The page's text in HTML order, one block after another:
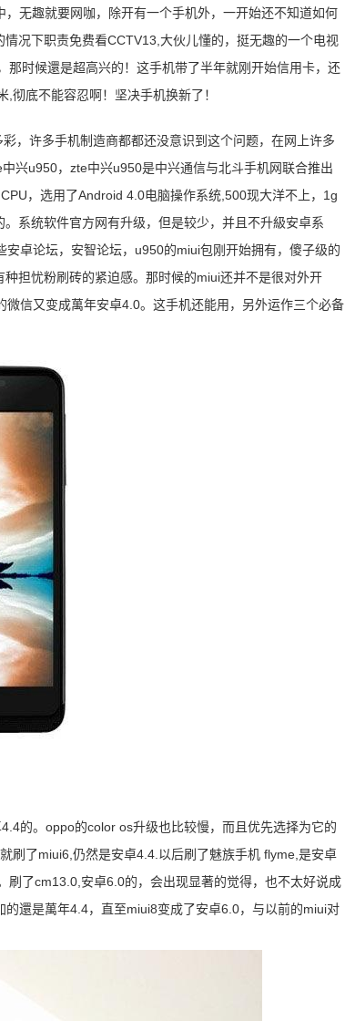
无趣就要网咖，除开有一个手机外，一开始还不知道如何
况下职责免费看CCTV13,大伙儿懂的，挺无趣的一个电视
时候還是超高兴的！这手机带了半年就刚开始信用卡，还
彻底不能容忍啊！坚决手机换新了！
，许多手机制造商都都还没意识到这个问题，在网上许多
兴u950，zte中兴u950是中兴通信与北斗手机网联合推出
，选用了Android 4.0电脑操作系统,500现大洋不上，1g
系统软件官方网有升级，但是较少，并且不升級安卓系
卓论坛，安智论坛，u950的miui包刚开始拥有，傻子级的
担忧粉刷砖的紧迫感。那时候的miui还并不是很对外开
信又变成萬年安卓4.0。这手机还能用，另外运作三个必备
的。oppo的color os升级也比较慢，而且优先选择为它的
刷了miui6,仍然是安卓4.4.以后刷了魅族手机 flyme,是安卓
了cm13.0,安卓6.0的，会出现显著的觉得，也不太好说成
還是萬年4.4，直至miui8变成了安卓6.0，与以前的miui对